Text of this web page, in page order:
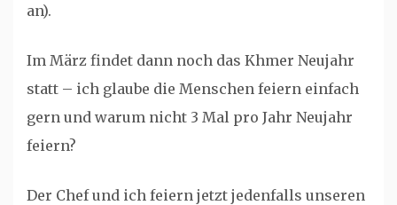
an).
Im März findet dann noch das Khmer Neujahr
statt – ich glaube die Menschen feiern einfach
gern und warum nicht 3 Mal pro Jahr Neujahr
feiern?
Der Chef und ich feiern jetzt jedenfalls unseren